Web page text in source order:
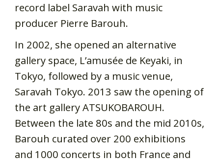
record label Saravah with music
producer Pierre Barouh.
In 2002, she opened an alternative
gallery space, L’amusée de Keyaki, in
Tokyo, followed by a music venue,
Saravah Tokyo. 2013 saw the opening of
the art gallery ATSUKOBAROUH.
Between the late 80s and the mid 2010s,
Barouh curated over 200 exhibitions
and 1000 concerts in both France and